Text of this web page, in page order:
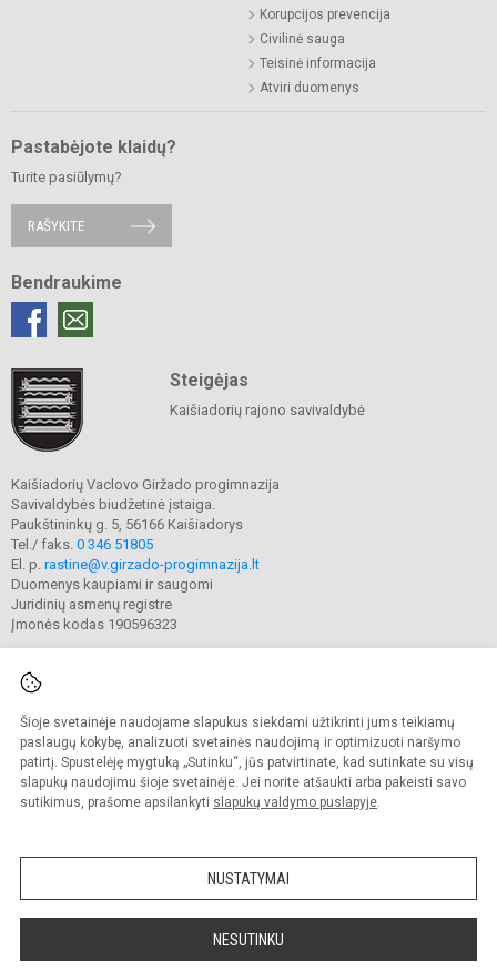
Šioje svetainėje naudojame slapukus siekdami užtikrinti jums teikiamų
paslaugų kokybę, analizuoti svetainės naudojimą ir optimizuoti naršymo
patirtį. Spustelėję mygtuką „Sutinku“, jūs patvirtinate, kad sutinkate su visų
slapukų naudojimu šioje svetainėje. Jei norite atšaukti arba pakeisti savo
sutikimus, prašome apsilankyti slapukų valdymo puslapyje.
NUSTATYMAI
NESUTINKU
Korupcijos prevencija
Civilinė sauga
Teisinė informacija
Atviri duomenys
Pastabėjote klaidų?
Turite pasiūlymų?
RAŠYKITE
Bendraukime
Steigėjas
Kaišiadorių rajono savivaldybė
Kaišiadorių Vaclovo Giržado progimnazija
Savivaldybės biudžetinė įstaiga.
Paukštininkų g. 5, 56166 Kaišiadorys
Tel./ faks. 0 346 51805
El. p. rastine@v.girzado-progimnazija.lt
Duomenys kaupiami ir saugomi
Juridinių asmenų registre
Įmonės kodas 190596323
© 2020. Kaišiadorių Vaclovo Giržado progimnazija. Visos teisės saugomos.
Kopijuoti turinį be raštiško gimnazijos sutikimo griežtai draudžiama.
Prieinamumo paraiška Slapukų valdymas
Sumanus būdas atnaujinti